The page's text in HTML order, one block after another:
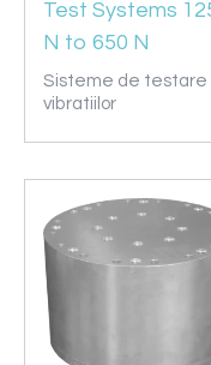
Test Systems
N to 650 N
Sisteme de testare
vibratiilor